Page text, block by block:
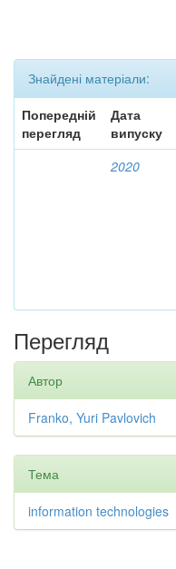
Знайдені матеріали:
Попередній
перегляд
Дата
випуску
2020
Перегляд
Автор
Franko, Yuri Pavlovich
Тема
information technologies